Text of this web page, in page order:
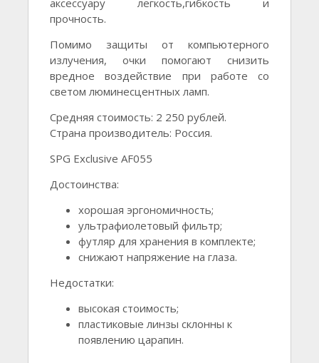
аксессуару легкость,гибкость и
прочность.
Помимо защиты от компьютерного
излучения, очки помогают снизить
вредное воздействие при работе со
светом люминесцентных ламп.
Средняя стоимость: 2 250 рублей.
Страна производитель: Россия.
SPG Exclusive AF055
Достоинства:
хорошая эргономичность;
ультрафиолетовый фильтр;
футляр для хранения в комплекте;
снижают напряжение на глаза.
Недостатки:
высокая стоимость;
пластиковые линзы склонны к
появлению царапин.